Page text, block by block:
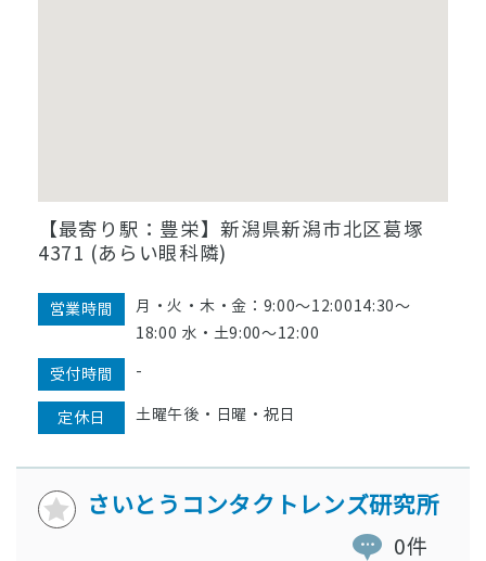
【最寄り駅：豊栄】新潟県新潟市北区葛塚
4371 (あらい眼科隣)
営業時間
月・火・木・金：9:00〜12:0014:30〜
18:00 水・土9:00〜12:00
受付時間 -
定休日 土曜午後・日曜・祝日
さいとうコンタクトレンズ研究所
0件